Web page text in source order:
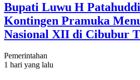
Bupati Luwu H
Kontingen Pramuka
Nasional XII di Cibubur
Pemerintahan
1 hari yang lalu